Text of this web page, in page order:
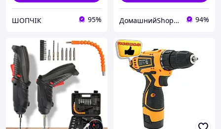
ШОПЧІК 95% ДомашнийShop🏡✨ - заказ онлайн, не выходя из дома💕 94%